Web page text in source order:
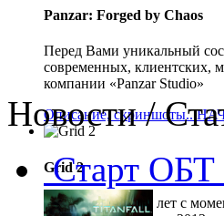
Panzar: Forged by Chaos
Перед Вами уникальный
современных, клиентских,
компании «Panzar Studio»
Описание, скриншоты..
Grid 2
Прошло 5 долгих лет с
Новости /
Старт ОБТ